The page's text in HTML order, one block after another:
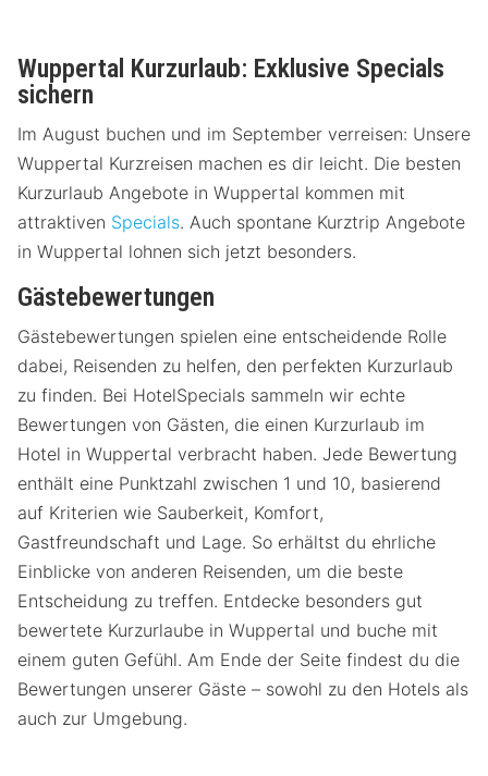
Wuppertal Kurzurlaub: Exklusive Specials
sichern
Im August buchen und im September verreisen: Unsere
Wuppertal Kurzreisen machen es dir leicht. Die besten
Kurzurlaub Angebote in Wuppertal kommen mit
attraktiven Specials. Auch spontane Kurztrip Angebote
in Wuppertal lohnen sich jetzt besonders.
Gästebewertungen
Gästebewertungen spielen eine entscheidende Rolle
dabei, Reisenden zu helfen, den perfekten Kurzurlaub
zu finden. Bei HotelSpecials sammeln wir echte
Bewertungen von Gästen, die einen Kurzurlaub im
Hotel in Wuppertal verbracht haben. Jede Bewertung
enthält eine Punktzahl zwischen 1 und 10, basierend
auf Kriterien wie Sauberkeit, Komfort,
Gastfreundschaft und Lage. So erhältst du ehrliche
Einblicke von anderen Reisenden, um die beste
Entscheidung zu treffen. Entdecke besonders gut
bewertete Kurzurlaube in Wuppertal und buche mit
einem guten Gefühl. Am Ende der Seite findest du die
Bewertungen unserer Gäste – sowohl zu den Hotels als
auch zur Umgebung.